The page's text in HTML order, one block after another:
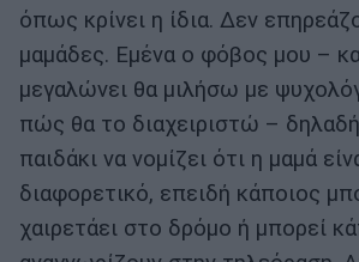
όπως κρίνει η ίδια. Δεν
μαμάδες. Εμένα ο φόβος μου –
μεγαλώνει θα μιλήσω με
πώς θα το διαχειριστώ –
παιδάκι να νομίζει ότι η μαμά
διαφορετικό, επειδή κάποιος
χαιρετάει στο δρόμο ή μπορεί